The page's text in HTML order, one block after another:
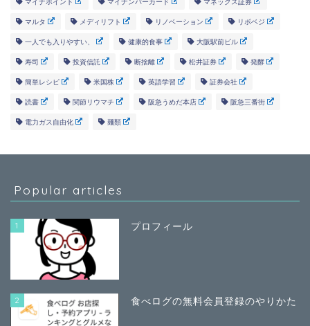
マルタ メディリフト リノベーション リボベジ
一人でも入りやすい、 健康的食事 大阪駅前ビル
寿司 投資信託 断捨離 松井証券 発酵
簡単レシピ 米国株 英語学習 証券会社
読書 関節リウマチ 阪急うめだ本店 阪急三番街
電力ガス自由化 麺類
Popular articles
1 プロフィール
2 食べログの無料会員登録のやりかた